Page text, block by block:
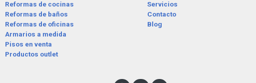
Reformas de cocinas
Reformas de baños
Reformas de oficinas
Armarios a medida
Pisos en venta
Productos outlet
Servicios
Contacto
Blog